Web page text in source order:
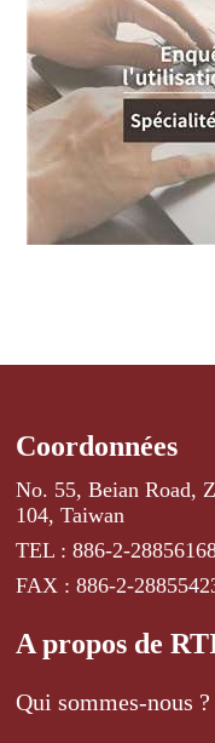
Coordonnées
No. 55, Beian Road,
104, Taiwan
TEL : 886-2-
FAX : 886-2-
A propos de
Qui sommes-nous ?